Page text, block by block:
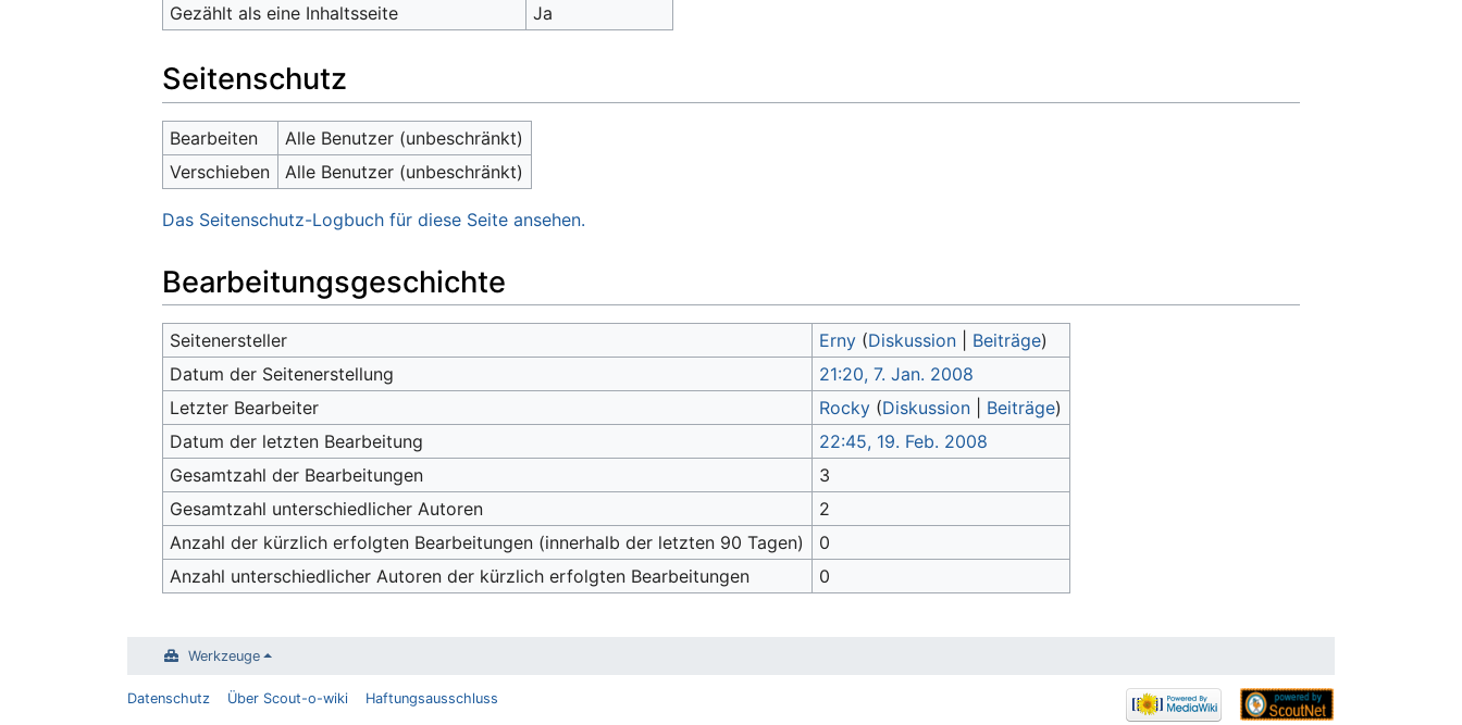
Gezählt als eine Inhaltsseite
Ja
Seitenschutz
Bearbeiten
Alle Benutzer (unbeschränkt)
Verschieben
Alle Benutzer (unbeschränkt)
Das Seitenschutz-Logbuch für diese Seite ansehen.
Bearbeitungsgeschichte
Seitenersteller Erny (Diskussion Beiträge)
Datum der Seitenerstellung
21:20, 7. Jan. 2008
Letzter Bearbeiter
Rocky (Diskussion Beiträge)
Datum der letzten Bearbeitung
22:45, 19. Feb. 2008
Gesamtzahl der Bearbeitungen
3
Gesamtzahl unterschiedlicher Autoren
2
Anzahl der kürzlich erfolgten Bearbeitungen (innerhalb der letzten 90 Tagen)
0
Anzahl unterschiedlicher Autoren der kürzlich erfolgten Bearbeitungen
0
Werkzeuge
Datenschutz Über Scout-o-wiki Haftungsausschluss